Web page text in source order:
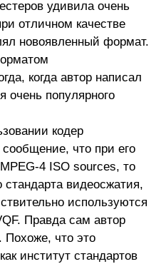
удивила очень
отличном качестве
новоявленный формат.
когда автор написал
популярного
кодер
что при его
4 ISO sources, то
видеосжатия,
используются
Правда сам автор
Похоже, что это
институт стандартов